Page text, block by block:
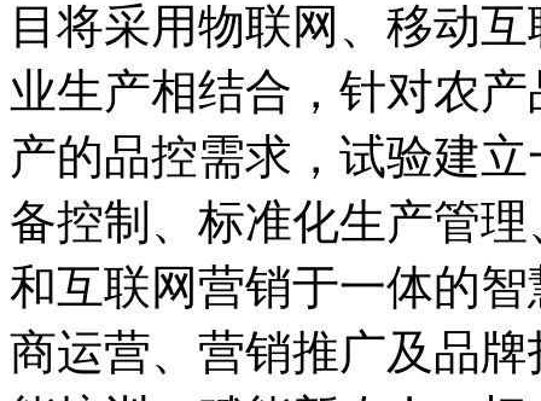
目将采用物联网、移动
业生产相结合，针对农
产的品控需求，试验建
备控制、标准化生产管
和互联网营销于一体的
商运营、营销推广及品